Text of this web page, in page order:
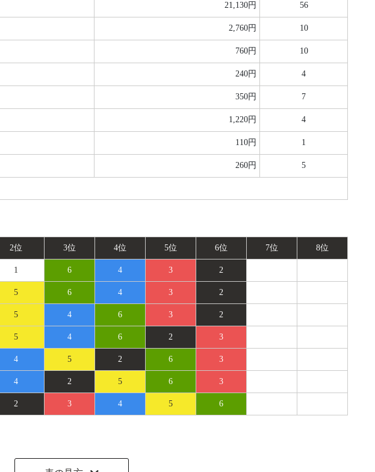
21,130円 56
2,760円 10
760円 10
240円 4
350円 7
1,220円 4
110円 1
260円 5
2位 3位 4位 5位 6位 7位 8位
1 6 4 3 2
5 6 4 3 2
5 4 6 3 2
5 4 6 2 3
4 5 2 6 3
4 2 5 6 3
2 3 4 5 6